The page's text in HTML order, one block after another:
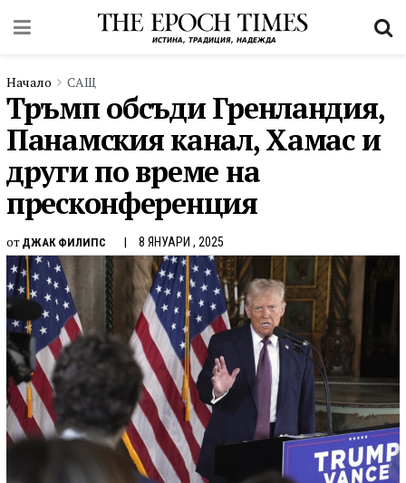
Начало САЩ
Тръмп обсъди Гренландия,
Панамския канал, Хамас и
други по време на
пресконференция
от ДЖАК ФИЛИПС 8 ЯНУАРИ , 2025